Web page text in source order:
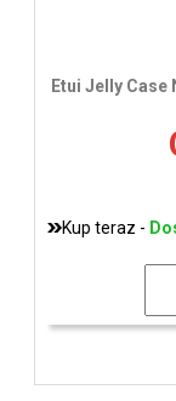
Etui Jelly Case
Kup teraz -